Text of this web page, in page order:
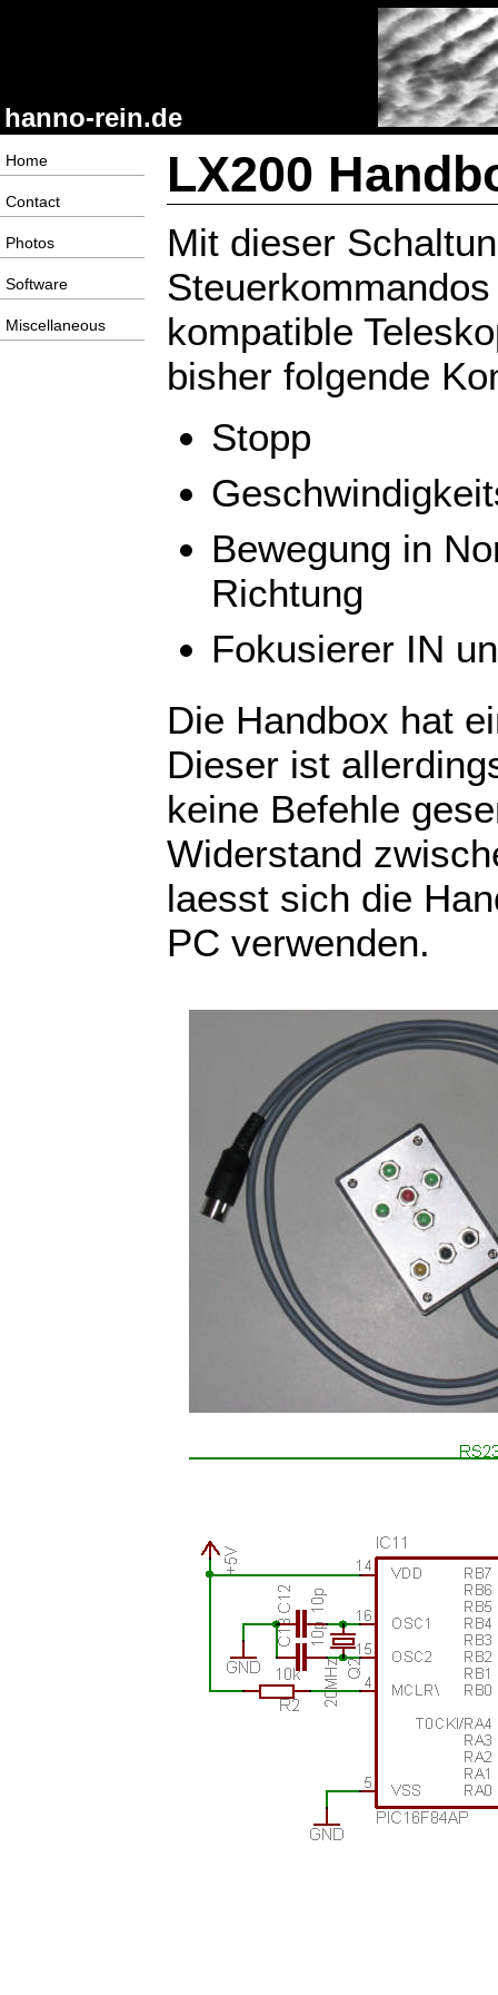
hanno-rein.de
Home
Contact
Photos
Software
Miscellaneous
LX200
Mit dieser
kompatible
bisher folgende
Stopp
Bewegung in
Richtung
Fokusierer IN
Die Handbox hat
Dieser ist
keine Befehle
Widerstand
laesst sich die
PC verwenden.